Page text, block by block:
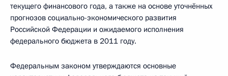
текущего финансового года, а также на основе уточнённых
прогнозов социально-экономического развития
Российской Федерации и ожидаемого исполнения
федерального бюджета в 2011 году.
Федеральным законом утверждаются основные